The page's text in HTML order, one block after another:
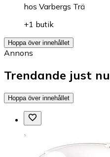
hos Varbergs Trä
+1 butik
Hoppa över innehållet
Annons
Trendande just nu
Hoppa över innehållet